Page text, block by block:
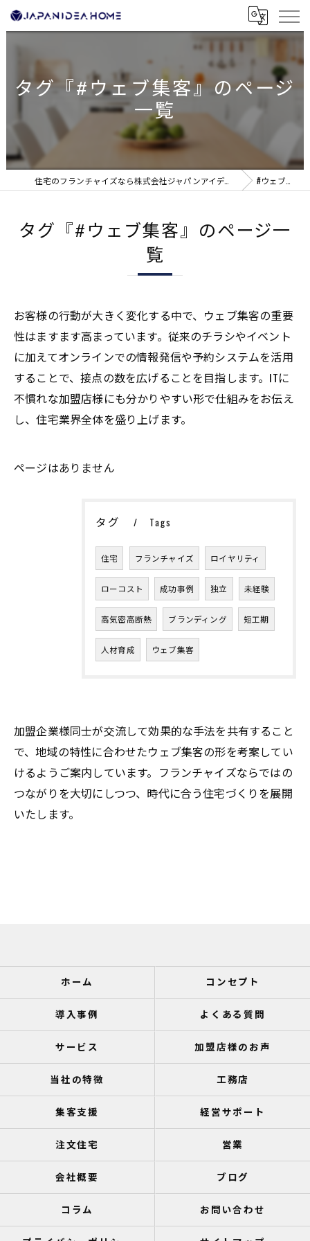
タグ『#ウェブ集客』のページ
一覧
住宅のフランチャイズなら株式会社ジャパンアイディアホーム #ウェブ集客
タグ『#ウェブ集客』のページ一
覧
お客様の行動が大きく変化する中で、ウェブ集客の重要
性はますます高まっています。従来のチラシやイベント
に加えてオンラインでの情報発信や予約システムを活用
することで、接点の数を広げることを目指します。ITに
不慣れな加盟店様にも分かりやすい形で仕組みをお伝え
し、住宅業界全体を盛り上げます。
ページはありません
タグ Tags
住宅 フランチャイズ ロイヤリティ
ローコスト 成功事例 独立 未経験
高気密高断熱 ブランディング 短工期
人材育成 ウェブ集客
加盟企業様同士が交流して効果的な手法を共有すること
で、地域の特性に合わせたウェブ集客の形を考案してい
けるようご案内しています。フランチャイズならではの
つながりを大切にしつつ、時代に合う住宅づくりを展開
いたします。
ホーム コンセプト
導入事例 よくある質問
サービス 加盟店様のお声
当社の特徴 工務店
集客支援 経営サポート
注文住宅 営業
会社概要 ブログ
コラム お問い合わせ